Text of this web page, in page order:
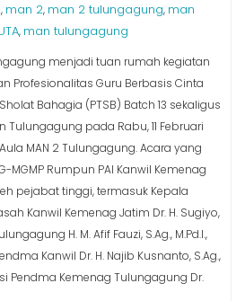
, man 2, man 2 tulungagung, man
, man tulungagung
menjadi tuan rumah kegiatan
Profesionalitas Guru Berbasis Cinta
Bahagia (PTSB) Batch 13 sekaligus
pada Rabu, 11 Februari
MAN 2 Tulungagung. Acara yang
MGMP Rumpun PAI Kanwil Kemenag
pejabat tinggi, termasuk Kepala
Kanwil Kemenag Jatim Dr. H. Sugiyo,
H. M. Afif Fauzi, S.Ag., M.Pd.I.,
Kanwil Dr. H. Najib Kusnanto, S.Ag.,
Pendma Kemenag Tulungagung Dr.